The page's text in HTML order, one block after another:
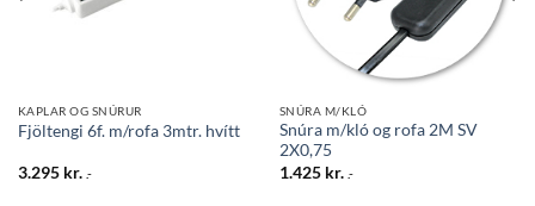
KAPLAR OG SNÚRUR
Fjöltengi 6f. m/rofa 3mtr. hvítt
3.295 kr. .-
SNÚRA M/KLÓ
Snúra m/kló og rofa 2M SV
2X0,75
1.425 kr. .-